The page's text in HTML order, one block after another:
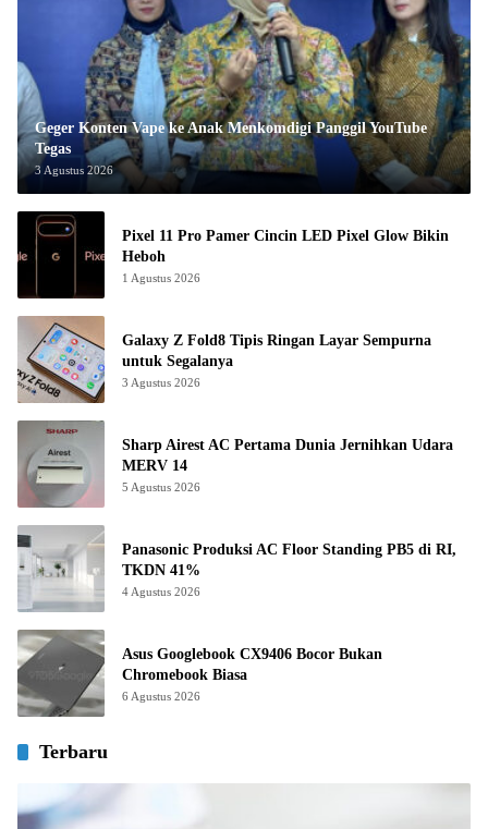
Geger Konten Vape ke Anak Menkomdigi Panggil YouTube
Tegas
3 Agustus 2026
Pixel 11 Pro Pamer Cincin LED Pixel Glow Bikin
Heboh
1 Agustus 2026
Galaxy Z Fold8 Tipis Ringan Layar Sempurna
untuk Segalanya
3 Agustus 2026
Sharp Airest AC Pertama Dunia Jernihkan Udara
MERV 14
5 Agustus 2026
Panasonic Produksi AC Floor Standing PB5 di RI,
TKDN 41%
4 Agustus 2026
Asus Googlebook CX9406 Bocor Bukan
Chromebook Biasa
6 Agustus 2026
Terbaru